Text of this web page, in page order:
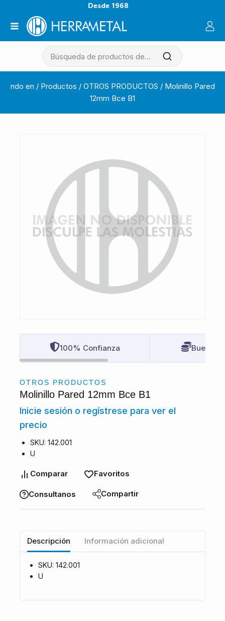
Desde 1968
ndo en / Productos / OTROS PRODUCTOS / Molinillo Pared
12mm Bce B1
100% Confianza Buenos
OTROS PRODUCTOS
Molinillo Pared 12mm Bce B1
Inicie sesión o regístrese para ver el
precio
SKU: 142.001
U
Comparar Favoritos
Consultanos Compartir
Descripción Información adicional
SKU: 142.001
U